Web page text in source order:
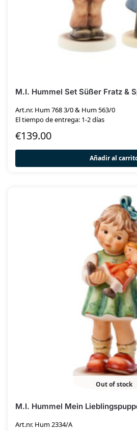
M.I. Hummel Set Süßer Fratz &
Art.nr. Hum 768 3/0 & Hum 563/0
El tiempo de entrega: 1-2 días
€139.00
Añadir al
Out of stock
M.I. Hummel Mein
Art.nr. Hum 2334/A